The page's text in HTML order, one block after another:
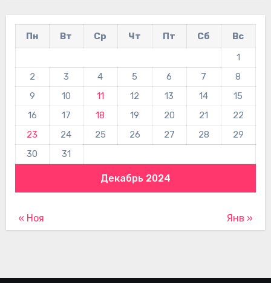
Декабрь 2024
Пн Вт Ср Чт Пт Сб
Вс
1
2
3 4 5 6 7
8
9
10 11 12 13 14
15
16
17 18 19 20 21
22
23
24 25 26 27 28
29
30
31
« Ноя Янв »